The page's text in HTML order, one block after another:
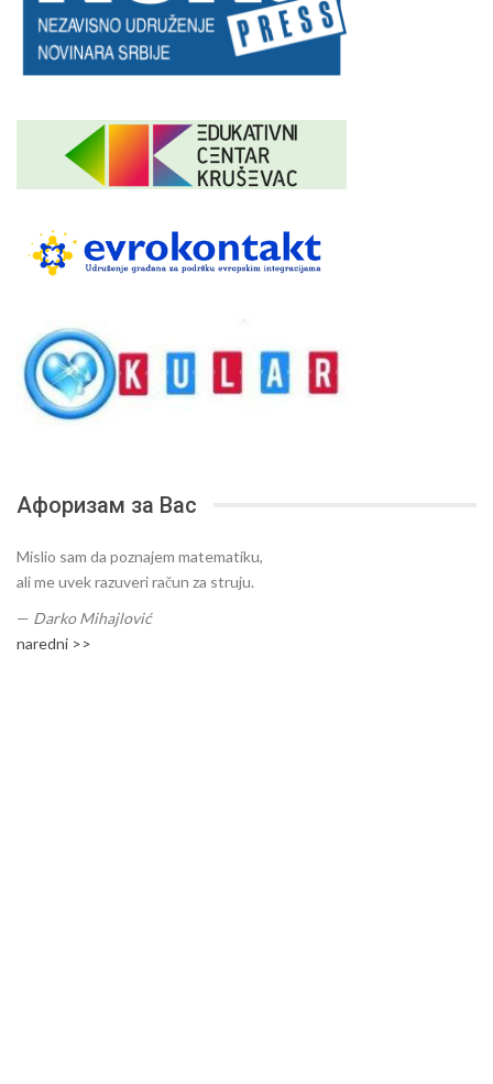
Афоризам за Вас
Mislio sam da poznajem matematiku,
ali me uvek razuveri račun za struju.
— Darko Mihajlović
naredni >>